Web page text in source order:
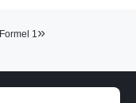
Formel 1»